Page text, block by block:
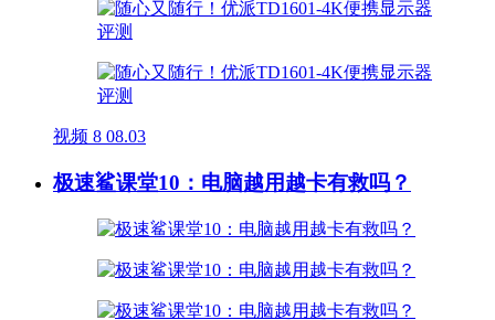
视频 8 08.03
极速鲨课堂10：电脑越用越卡有救吗？